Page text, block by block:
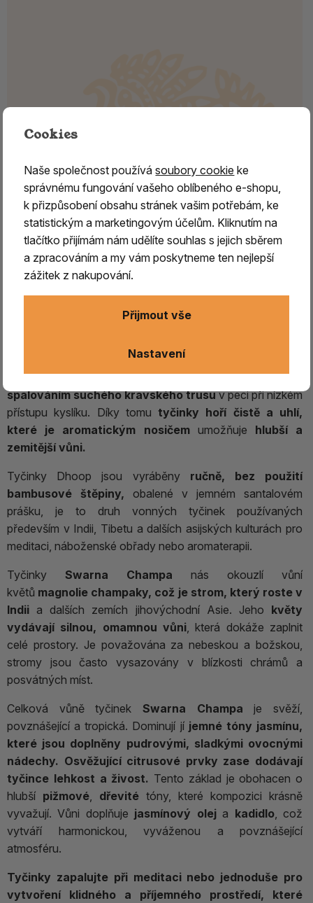
Vonné tyčinky - Malaan Gaudhoop -
Swarna Champa
Malaan Gaudhoop - tato firma vznikla s cílem chránit
Základem těchto prémiových vonných tyčinek je
porézní uhlí s jedinečnými vlastnostmi, vyráběné
spalováním suchého kravského trusuv peci při nízkém
přístupu kyslíku. Díky tomu tyčinky hoří čistě a uhlí,
které je aromatickým nosičem umožňuje hlubší a
zemitější vůni.
Tyčinky Dhoop jsou vyráběny ručně, bez použití
bambusové štěpiny, obalené v jemném santalovém
prášku, je to druh vonných tyčinek používaných
především v Indii, Tibetu a dalších asijských kulturách pro
meditaci, náboženské obřady nebo aromaterapii.
Tyčinky Swarna Champa nás okouzlí vůní
květů magnolie champaky, což je strom, který roste v
Indiia dalších zemích jihovýchodní Asie. Jeho květy
vydávají silnou, omamnou vůni, která dokáže zaplnit
celé prostory. Je považována za nebeskou a božskou,
stromy jsou často vysazovány v blízkosti chrámů a
posvátných míst.
Celková vůně tyčinek Swarna Champa je svěží,
povznášející a tropická. Dominují jí jemné tóny jasmínu,
které jsou doplněny pudrovými, sladkými ovocnými
nádechy. Osvěžující citrusové prvky zase dodávají
tyčince lehkost a živost. Tento základ je obohacen o
hlubší pižmové, dřevité tóny, které kompozici krásně
vyvažují. Vůni doplňuje jasmínový oleja kadidlo, což
vytváří harmonickou, vyváženou a povznášející
atmosféru.
Tyčinky zapalujte při meditaci nebo jednoduše pro
vytvoření klidného a příjemného prostředí, které
Cookies
Naše společnost používásoubory cookie ke
správnému fungování vašeho oblíbeného e-shopu,
k přizpůsobení obsahu stránek vašim potřebám, ke
statistickým a marketingovým účelům. Kliknutím na
tlačítko přijímám nám udělíte souhlas s jejich sběrem
a zpracováním a my vám poskytneme ten nejlepší
zážitek z nakupování.
Nastavení
Přijmout vše